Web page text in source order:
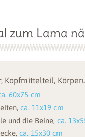
zum Lama
Kopfmittelteil,
60x75 cm
ca. 11x19 cm
und die Beine, ca.
ca. 15x30 cm